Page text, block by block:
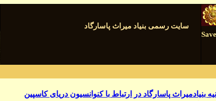
سایت رسمی بنیاد میراث پاسارگاد
بنیادمیراث پاسارگاد در ارتباط با کنوانسیون دریای کاسپین